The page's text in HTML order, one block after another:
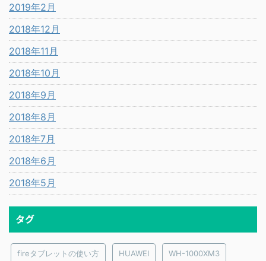
2019年2月
2018年12月
2018年11月
2018年10月
2018年9月
2018年8月
2018年7月
2018年6月
2018年5月
タグ
fireタブレットの使い方 HUAWEI WH-1000XM3